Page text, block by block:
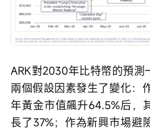
ARK對2030年比特幣的預測
兩個假設因素發生了變化：
年黃金市值飆升64.5%后，
長了37%；作為新興市場避